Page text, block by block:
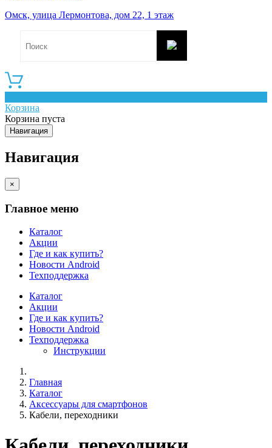
Омск, улица Лермонтова, дом 22, 1 этаж
Корзина
Корзина пуста
Навигация
Навигация
×
Главное меню
Каталог
Акции
Где и как купить?
Новости Android
Техподдержка
Каталог
Акции
Где и как купить?
Новости Android
Техподдержка
Инструкции
Главная
Каталог
Аксессуары для смартфонов
Кабели, переходники